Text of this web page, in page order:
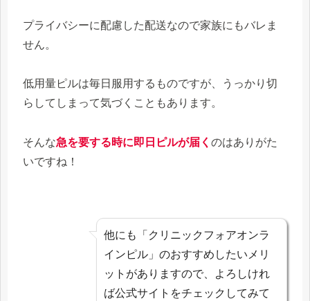
プライバシーに配慮した配送なので家族にもバレま
せん。
低用量ピルは毎日服用するものですが、うっかり切
らしてしまって気づくこともあります。
そんな急を要する時に即日ピルが届く のはありがた
いですね！
他にも「クリニックフォアオンラ
インピル」のおすすめしたいメリ
ットがありますので、よろしけれ
ば公式サイトをチェックしてみて